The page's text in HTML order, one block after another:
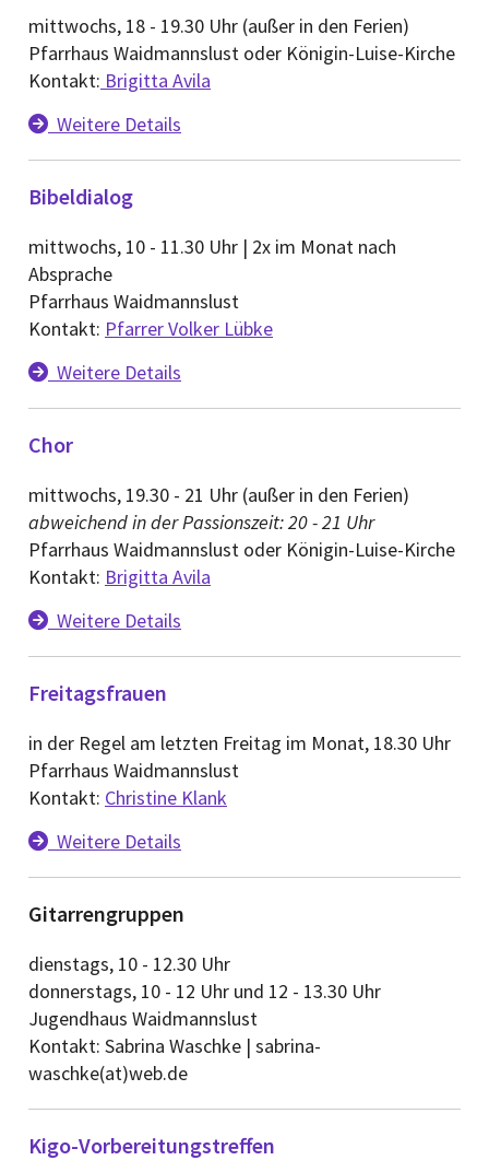
mittwochs, 18 - 19.30 Uhr (außer in den Ferien)
Pfarrhaus Waidmannslust oder Königin-Luise-Kirche
Kontakt: Brigitta Avila
 Weitere Details
Bibeldialog
mittwochs, 10 - 11.30 Uhr | 2x im Monat nach
Absprache
Pfarrhaus Waidmannslust
Kontakt: Pfarrer Volker Lübke
 Weitere Details
Chor
mittwochs, 19.30 - 21 Uhr (außer in den Ferien)
abweichend in der Passionszeit: 20 - 21 Uhr
Pfarrhaus Waidmannslust oder Königin-Luise-Kirche
Kontakt: Brigitta Avila
 Weitere Details
Freitagsfrauen
in der Regel am letzten Freitag im Monat, 18.30 Uhr
Pfarrhaus Waidmannslust
Kontakt: Christine Klank
 Weitere Details
Gitarrengruppen
dienstags, 10 - 12.30 Uhr
donnerstags, 10 - 12 Uhr und 12 - 13.30 Uhr
Jugendhaus Waidmannslust
Kontakt: Sabrina Waschke | sabrina-
waschke(at)web.de
Kigo-Vorbereitungstreffen